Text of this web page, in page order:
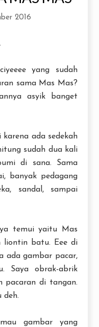
2016
yang sudah
sama Mas Mas?
asyik banget
ada sedekah
sudah dua kali
di sana. Sama
banyak pedagang
sandal, sampai
temui yaitu Mas
liontin batu. Eee di
ada gambar pacar,
Saya obrak-abrik
pacaran di tangan.
deh.
gambar yang